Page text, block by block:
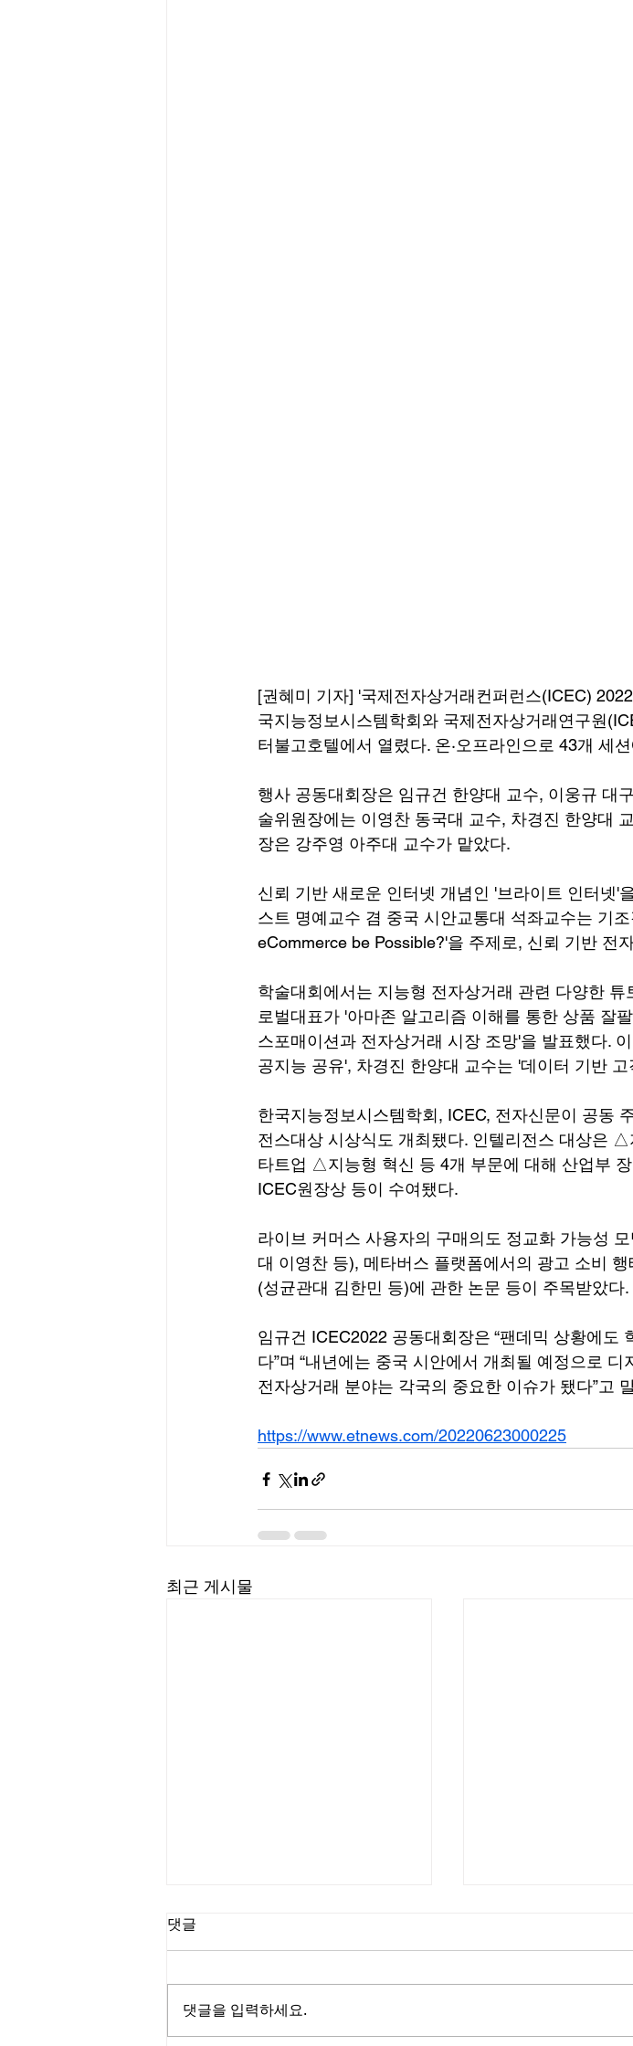
[권혜미 기자] '국제전자상거래컨퍼런스(ICEC)
국지능정보시스템학회와 국제전자상거래연구원
터불고호텔에서 열렸다. 온·오프라인으로 43개 세
행사 공동대회장은 임규건 한양대 교수, 이웅규 대
술위원장에는 이영찬 동국대 교수, 차경진 한양대
장은 강주영 아주대 교수가 맡았다.
신뢰 기반 새로운 인터넷 개념인 '브라이트 인터넷'
스트 명예교수 겸 중국 시안교통대 석좌교수는 기
eCommerce be Possible?'을 주제로, 신뢰 기반 전
학술대회에서는 지능형 전자상거래 관련 다양한
로벌대표가 '아마존 알고리즘 이해를 통한 상품 잘
스포매이션과 전자상거래 시장 조망'을 발표했다.
공지능 공유', 차경진 한양대 교수는 '데이터 기반
한국지능정보시스템학회, ICEC, 전자신문이 공동
전스대상 시상식도 개최됐다. 인텔리전스 대상은
타트업 △지능형 혁신 등 4개 부문에 대해 산업부
ICEC원장상 등이 수여됐다.
라이브 커머스 사용자의 구매의도 정교화 가능성
대 이영찬 등), 메타버스 플랫폼에서의 광고 소비
(성균관대 김한민 등)에 관한 논문 등이 주목받았다.
임규건 ICEC2022 공동대회장은 “팬데믹 상황에도
다”며 “내년에는 중국 시안에서 개최될 예정으로
전자상거래 분야는 각국의 중요한 이슈가 됐다”고
https://www.etnews.com/20220623000225
최근 게시물
댓글
댓글을 입력하세요.